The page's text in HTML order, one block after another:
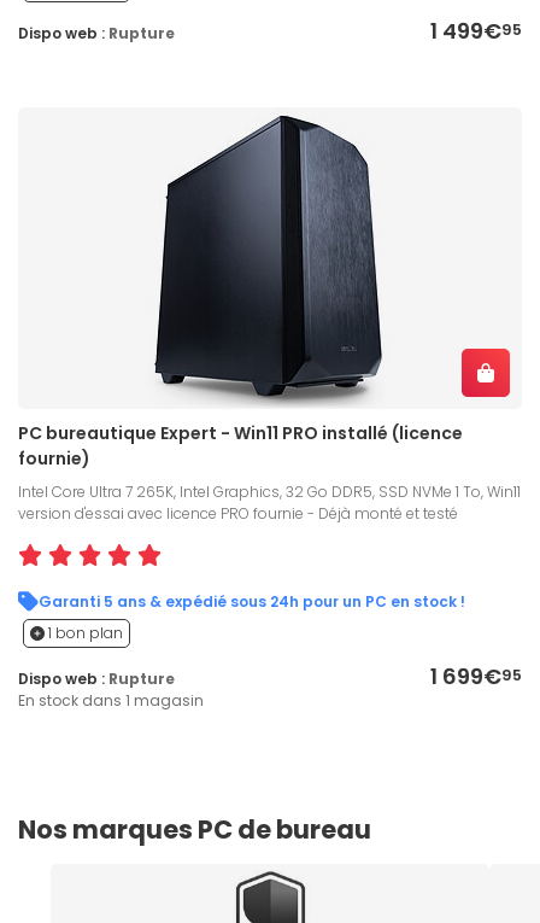
1 499€95
Dispo web : Rupture
PC bureautique Expert - Win11 PRO installé (licence
fournie)
Intel Core Ultra 7 265K, Intel Graphics, 32 Go DDR5, SSD NVMe 1 To, Win11
version d'essai avec licence PRO fournie - Déjà monté et testé
Garanti 5 ans & expédié sous 24h pour un PC en stock !
1 bon plan
1 699€95
Dispo web : Rupture
En stock dans 1 magasin
Nos marques PC de bureau